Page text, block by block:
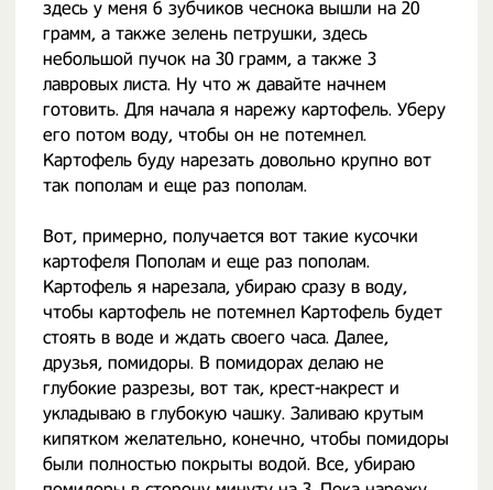
здесь у меня 6 зубчиков чеснока вышли на 20
грамм, а также зелень петрушки, здесь
небольшой пучок на 30 грамм, а также 3
лавровых листа. Ну что ж давайте начнем
готовить. Для начала я нарежу картофель. Уберу
его потом воду, чтобы он не потемнел.
Картофель буду нарезать довольно крупно вот
так пополам и еще раз пополам.
Вот, примерно, получается вот такие кусочки
картофеля Пополам и еще раз пополам.
Картофель я нарезала, убираю сразу в воду,
чтобы картофель не потемнел Картофель будет
стоять в воде и ждать своего часа. Далее,
друзья, помидоры. В помидорах делаю не
глубокие разрезы, вот так, крест-накрест и
укладываю в глубокую чашку. Заливаю крутым
кипятком желательно, конечно, чтобы помидоры
были полностью покрыты водой. Все, убираю